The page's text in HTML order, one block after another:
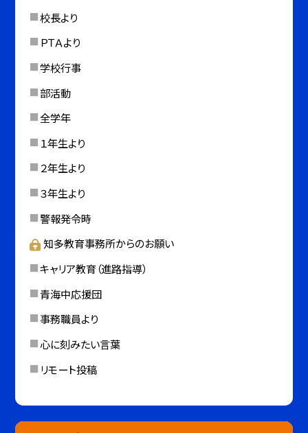
校長より
ＰＴＡより
学校行事
部活動
全学年
１年生より
２年生より
３年生より
警報発令時
知多教育事務所からのお願い
キャリア教育（進路指導）
青海中応援団
事務職員より
心に刻みたい言葉
リモート投稿